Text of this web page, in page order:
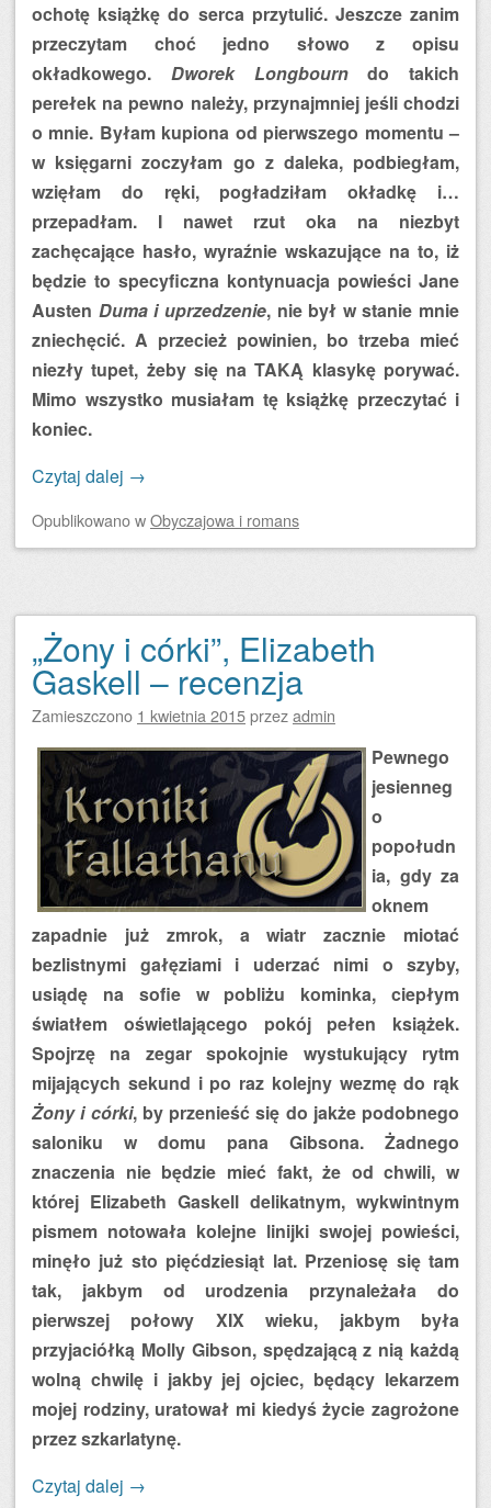
ochotę książkę do serca przytulić. Jeszcze zanim
przeczytam choć jedno słowo z opisu
okładkowego. Dworek Longbourndo takich
perełek na pewno należy, przynajmniej jeśli chodzi
o mnie. Byłam kupiona od pierwszego momentu –
w księgarni zoczyłam go z daleka, podbiegłam,
wzięłam do ręki, pogładziłam okładkę i…
przepadłam. I nawet rzut oka na niezbyt
zachęcające hasło, wyraźnie wskazujące na to, iż
będzie to specyficzna kontynuacja powieści Jane
Austen Duma i uprzedzenie, nie był w stanie mnie
zniechęcić. A przecież powinien, bo trzeba mieć
niezły tupet, żeby się na TAKĄ klasykę porywać.
Mimo wszystko musiałam tę książkę przeczytać i
koniec.
Czytaj dalej →
OpublikowanowObyczajowa i romans
„Żony i córki”, Elizabeth
Gaskell – recenzja
Zamieszczono 1 kwietnia 2015przezadmin
Pewnego
jesienneg
o
popołudn
ia, gdy za
oknem
zapadnie już zmrok, a wiatr zacznie miotać
bezlistnymi gałęziami i uderzać nimi o szyby,
usiądę na sofie w pobliżu kominka, ciepłym
światłem oświetlającego pokój pełen książek.
Spojrzę na zegar spokojnie wystukujący rytm
mijających sekund i po raz kolejny wezmę do rąk
Żony i córki, by przenieść się do jakże podobnego
saloniku w domu pana Gibsona. Żadnego
znaczenia nie będzie mieć fakt, że od chwili, w
której Elizabeth Gaskell delikatnym, wykwintnym
pismem notowała kolejne linijki swojej powieści,
minęło już sto pięćdziesiąt lat. Przeniosę się tam
tak, jakbym od urodzenia przynależała do
pierwszej połowy XIX wieku, jakbym była
przyjaciółką Molly Gibson, spędzającą z nią każdą
wolną chwilę i jakby jej ojciec, będący lekarzem
mojej rodziny, uratował mi kiedyś życie zagrożone
przez szkarlatynę.
Czytaj dalej →